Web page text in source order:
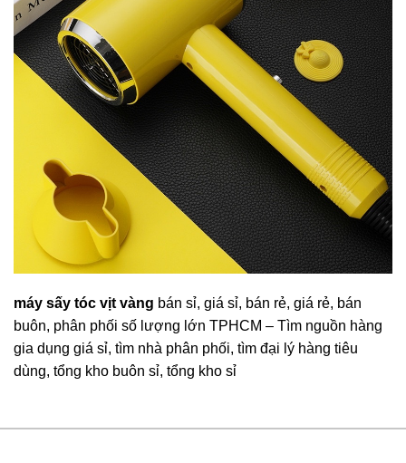
máy sấy tóc vịt vàng bán sỉ, giá sỉ, bán rẻ, giá rẻ, bán
buôn, phân phối số lượng lớn TPHCM – Tìm nguồn hàng
gia dụng giá sỉ, tìm nhà phân phối, tìm đại lý hàng tiêu
dùng, tổng kho buôn sỉ, tổng kho sỉ